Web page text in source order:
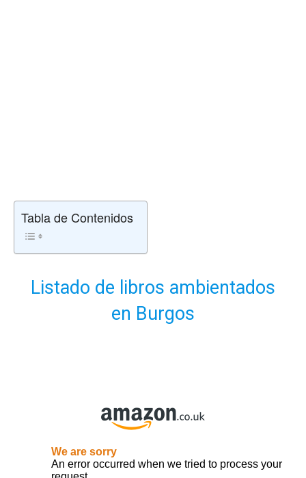
Tabla de Contenidos
Listado de libros ambientados
en Burgos